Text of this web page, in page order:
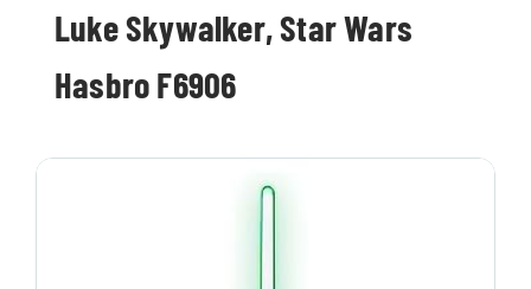
Luke Skywalker, Star Wars
Hasbro F6906